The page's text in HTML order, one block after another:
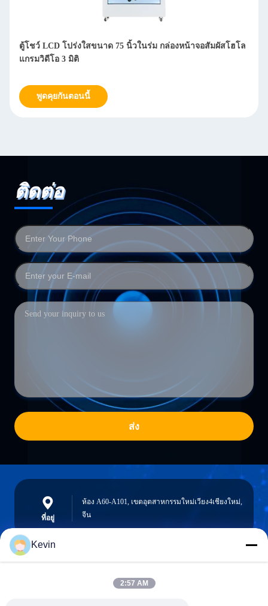
ฮโล
หน้าจอ LCD แบบมองทะลุได้ ติดตั้งบนผนังและตั้งพื้น IP65
ขนาด 55 นิ้ว สำหรับลิฟต์
พูดคุยกันตอนนี้
ติดต่อ
ส่ง
ที่อยู่
ห้อง A60-A101, เขตอุตสาหกรรมใหม่เวียง4เชียงใหม่,
จีน
info@seethrulcd.com
Kevin
2:57 AM